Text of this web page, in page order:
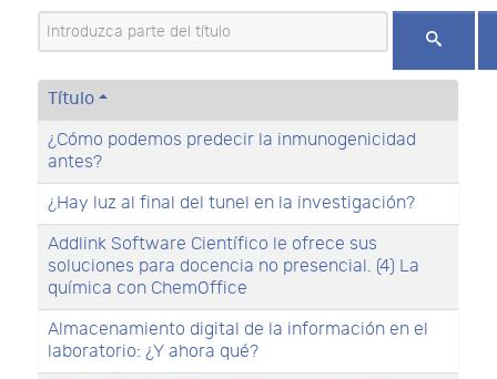
Introduzca parte del título
Título
¿Cómo podemos predecir la inmunogenicidad
antes?
¿Hay luz al final del tunel en la investigación?
Addlink Software Científico le ofrece sus
soluciones para docencia no presencial. (4) La
química con ChemOffice
Almacenamiento digital de la información en el
laboratorio: ¿Y ahora qué?